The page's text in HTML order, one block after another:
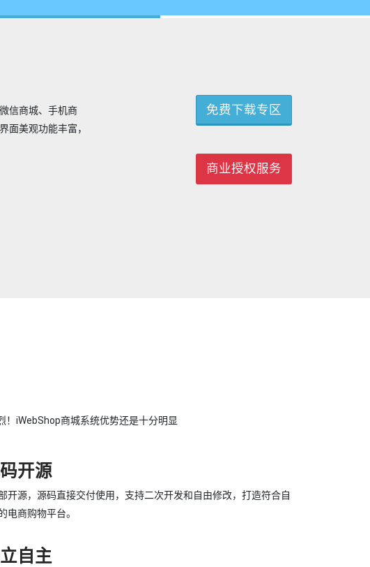
信商城、手机商
面美观功能丰富，
免费下载专区
商业授权服务
！iWebShop商城系统优势还是十分明显
开源
开源，源码直接交付使用，支持二次开发和自由修改，打造符合自
电商购物平台。
自主